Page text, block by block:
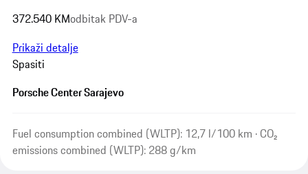
372.540 KModbitak PDV-a
Prikaži detalje
Spasiti
Porsche Center Sarajevo
Fuel consumption combined (WLTP): 12,7 l/100 km · CO₂
emissions combined (WLTP): 288 g/km